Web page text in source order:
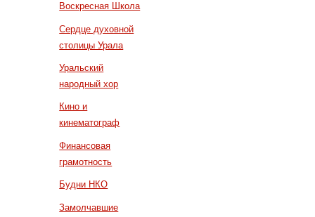
Воскресная Школа
Сердце духовной
столицы Урала
Уральский
народный хор
Кино и
кинематограф
Финансовая
грамотность
Будни НКО
Замолчавшие